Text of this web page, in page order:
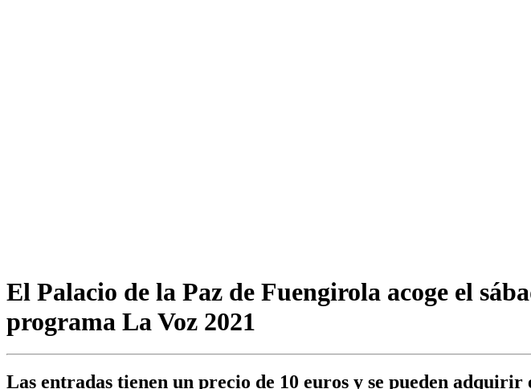
El Palacio de la Paz de Fuengirola acoge el
programa La Voz 2021
Las entradas tienen un precio de 10 euros y se pueden